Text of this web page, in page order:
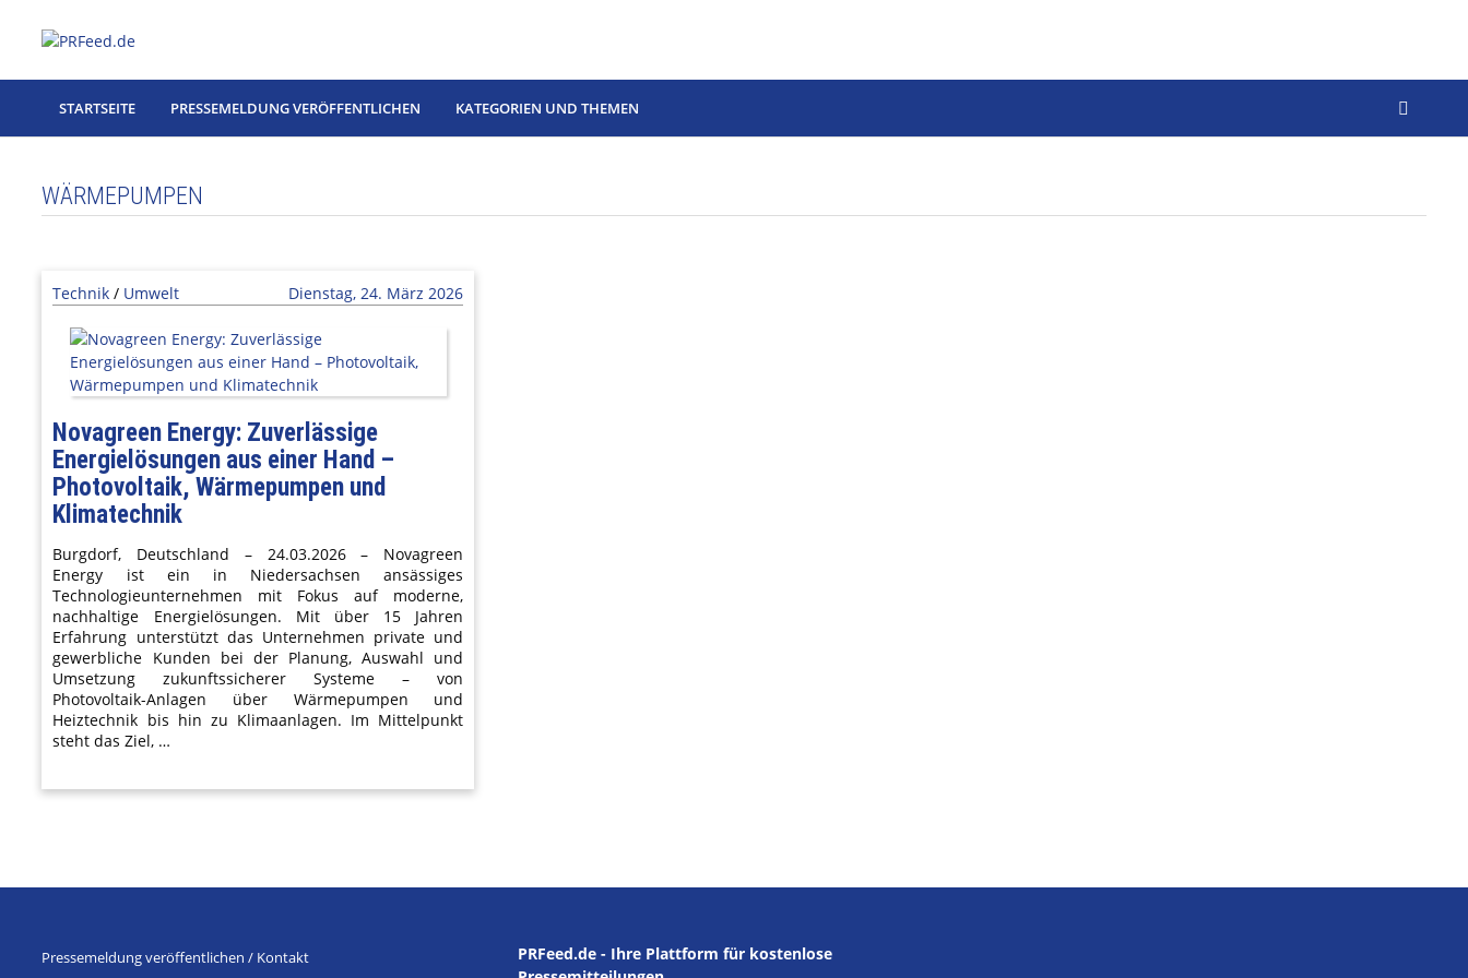
STARTSEITE PRESSEMELDUNG VERÖFFENTLICHEN KATEGORIEN UND THEMEN
WÄRMEPUMPEN
Technik / Umwelt Dienstag, 24. März 2026
Novagreen Energy: Zuverlässige
Energielösungen aus einer Hand –
Photovoltaik, Wärmepumpen und
Klimatechnik
Burgdorf, Deutschland – 24.03.2026 – Novagreen
Energy ist ein in Niedersachsen ansässiges
Technologieunternehmen mit Fokus auf moderne,
nachhaltige Energielösungen. Mit über 15 Jahren
Erfahrung unterstützt das Unternehmen private und
gewerbliche Kunden bei der Planung, Auswahl und
Umsetzung zukunftssicherer Systeme – von
Photovoltaik-Anlagen über Wärmepumpen und
Heiztechnik bis hin zu Klimaanlagen. Im Mittelpunkt
steht das Ziel, …
Pressemeldung veröffentlichen / Kontakt
PRFeed.de - Ihre Plattform für kostenlose